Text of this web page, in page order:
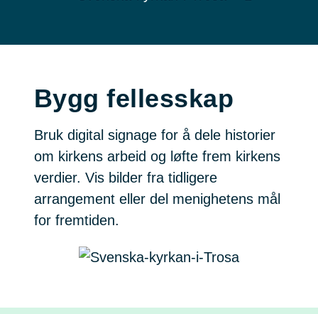
Bygg fellesskap
Bruk digital signage for å dele historier
om kirkens arbeid og løfte frem kirkens
verdier. Vis bilder fra tidligere
arrangement eller del menighetens mål
for fremtiden.